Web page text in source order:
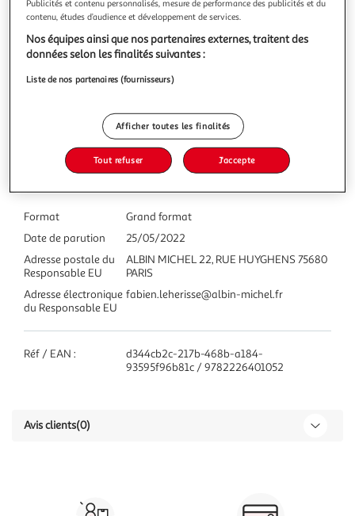
foule, Colin, le valet d'Elisabeth, a quant à lui du mal à se
réjouir : le Minis
Vous voulez connaître le prix de ce produit ?
Afficher le prix
Caractéristiques
Format
Grand format
Date de parution
25/05/2022
Adresse postale du
Responsable EU
ALBIN MICHEL 22, RUE HUYGHENS 75680
PARIS
Adresse électronique
du Responsable EU
fabien.leherisse@albin-michel.fr
Réf / EAN :
d344cb2c-217b-468b-a184-
93595f96b81c / 9782226401052
Avis clients(0)
Publicités et contenu personnalisés, mesure de performance des publicités et du
contenu, études d’audience et développement de services.
Nos équipes ainsi que nos partenaires externes, traitent des
données selon les finalités suivantes :
Liste de nos partenaires (fournisseurs)
Afficher toutes les finalités
Tout refuser J'accepte